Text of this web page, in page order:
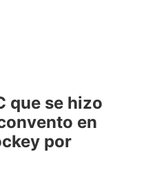
que se hizo
en
por